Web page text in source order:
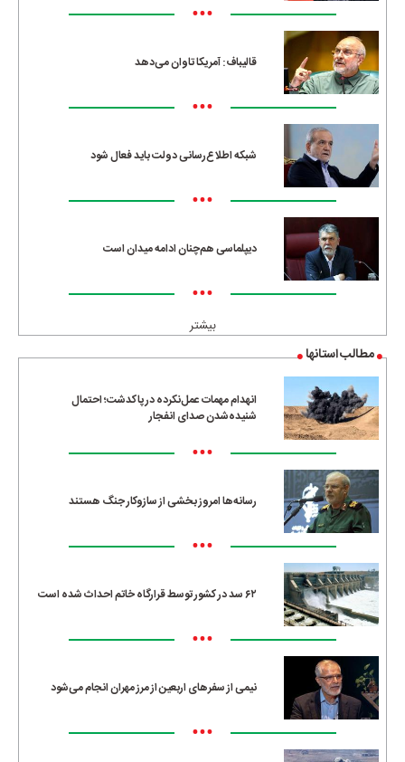
•••
قالیباف: آمریکا تاوان می‌دهد
•••
شبکه اطلاع‌رسانی دولت باید فعال شود
•••
دیپلماسی هم‌چنان ادامه میدان است
•••
بیشتر
مطالب استانها
انهدام مهمات عمل‌نکرده در پاکدشت؛ احتمال
شنیده‌شدن صدای انفجار
•••
رسانه‌ها امروز بخشی از سازوکار جنگ هستند
•••
۶۲ سد در کشور توسط قرارگاه خاتم احداث شده است
•••
نیمی از سفرهای اربعین از مرز مهران انجام می‌شود
•••